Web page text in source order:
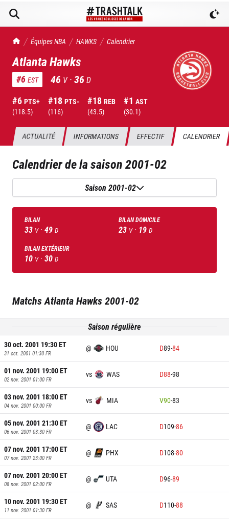
TrashTalk Actu NBA
Équipes NBA HAWKS Calendrier
Atlanta Hawks
#6 EST 46 V ·36 D
#6 PTS+
(118.5)
#18 PTS-
(116)
#18 REB
(43.5)
#1 AST
(30.1)
ACTUALITÉ INFORMATIONS EFFECTIF CALENDRIER
Calendrier de la saison2001-02
Saison 2001-02
BILAN
33 V · 49 D
BILAN DOMICILE
23 V · 19 D
BILAN EXTÉRIEUR
10 V · 30 D
MatchsAtlanta Hawks2001-02
Saison régulière
30 oct. 2001 19:30ET
31 oct. 2001 01:30 FR
@ HOU D89-84
01 nov. 2001 19:00ET
02 nov. 2001 01:00 FR
vs WAS D88-98
03 nov. 2001 18:00ET
04 nov. 2001 00:00 FR
vs MIA V90-83
05 nov. 2001 21:30ET
06 nov. 2001 03:30 FR
@ LAC D109-86
07 nov. 2001 17:00ET
07 nov. 2001 23:00 FR
@ PHX D108-80
07 nov. 2001 20:00ET
08 nov. 2001 02:00 FR
@ UTA D96-89
10 nov. 2001 19:30ET
11 nov. 2001 01:30 FR
@ SAS D110-88